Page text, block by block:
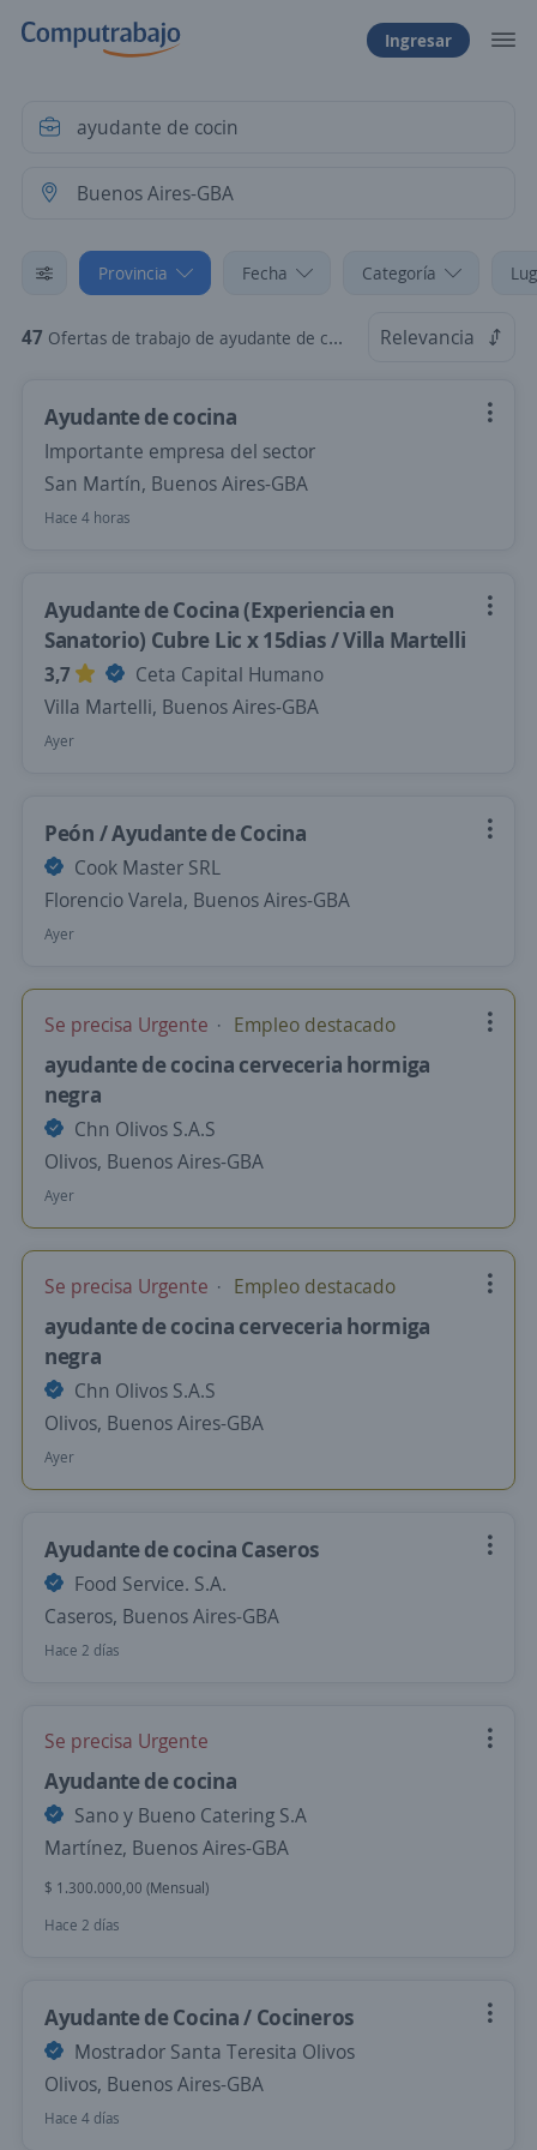
Ingresar
Provincia Fecha Categoría
47 Ofertas de trabajo de ayudante de cocin en Buenos Aires-GBA Relevancia
Ayudante de cocina
Importante empresa del sector
San Martín, Buenos Aires-GBA
Hace 4 horas
Ayudante de Cocina (Experiencia en
Sanatorio) Cubre Lic x 15dias / Villa Martelli
3,7
Ceta Capital Humano
Villa Martelli, Buenos Aires-GBA
Ayer
Peón / Ayudante de Cocina
Cook Master SRL
Florencio Varela, Buenos Aires-GBA
Ayer
Se precisa Urgente Empleo destacado
ayudante de cocina cerveceria hormiga
negra
Chn Olivos S.A.S
Olivos, Buenos Aires-GBA
Ayer
Se precisa Urgente Empleo destacado
ayudante de cocina cerveceria hormiga
negra
Chn Olivos S.A.S
Olivos, Buenos Aires-GBA
Ayer
Ayudante de cocina Caseros
Food Service. S.A.
Caseros, Buenos Aires-GBA
Hace 2 días
Se precisa Urgente
Ayudante de cocina
Sano y Bueno Catering S.A
Martínez, Buenos Aires-GBA
$ 1.300.000,00 (Mensual)
Hace 2 días
Ayudante de Cocina / Cocineros
Mostrador Santa Teresita Olivos
Olivos, Buenos Aires-GBA
Hace 4 días